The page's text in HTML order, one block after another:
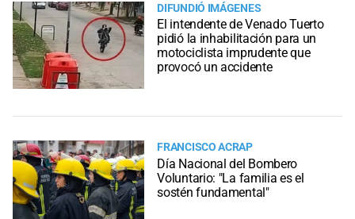
DIFUNDIÓ IMÁGENES
El intendente de Venado Tuerto
pidió la inhabilitación para un
motociclista imprudente que
provocó un accidente
FRANCISCO ACRAP
Día Nacional del Bombero
Voluntario: "La familia es el
sostén fundamental"